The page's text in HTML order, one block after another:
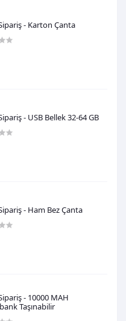
- Karton Çanta
- USB Bellek 32-64 GB
- Ham Bez Çanta
- 10000 MAH
Taşınabilir